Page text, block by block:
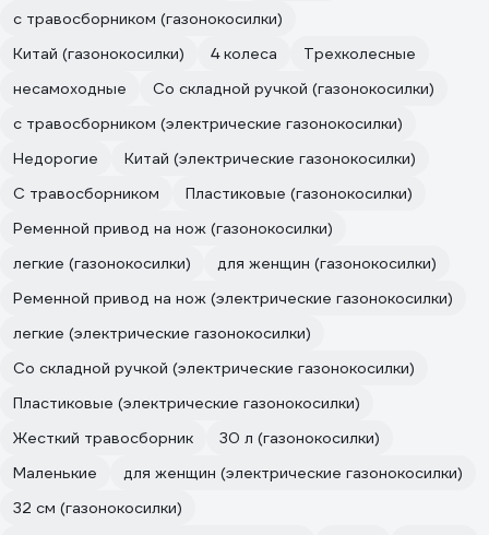
с травосборником (газонокосилки)
Китай (газонокосилки)
4 колеса
Трехколесные
несамоходные
Со складной ручкой (газонокосилки)
с травосборником (электрические газонокосилки)
Недорогие
Китай (электрические газонокосилки)
С травосборником
Пластиковые (газонокосилки)
Ременной привод на нож (газонокосилки)
легкие (газонокосилки)
для женщин (газонокосилки)
Ременной привод на нож (электрические газонокосилки)
легкие (электрические газонокосилки)
Со складной ручкой (электрические газонокосилки)
Пластиковые (электрические газонокосилки)
Жесткий травосборник
30 л (газонокосилки)
Маленькие
для женщин (электрические газонокосилки)
32 см (газонокосилки)